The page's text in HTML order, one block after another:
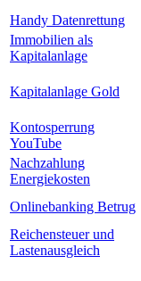
Handy Datenrettung
Immobilien als
Kapitalanlage
Kapitalanlage Gold
Kontosperrung
YouTube
Nachzahlung
Energiekosten
Onlinebanking Betrug
Reichensteuer und
Lastenausgleich